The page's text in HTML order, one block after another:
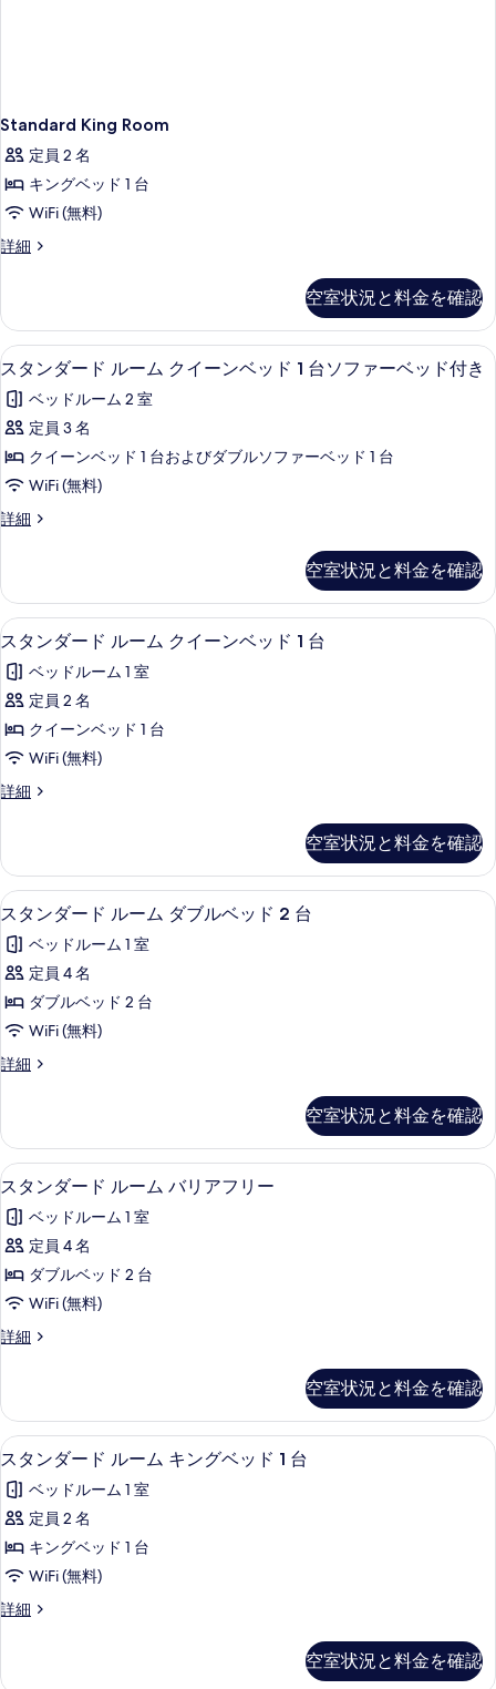
Standard King Room
定員 2 名
キングベッド 1 台
WiFi (無料)
詳細
Standard
詳
細
空室状況と料金を確認
ス
タ
ン
ダ
ー
ル
ム
ク
イ
ー
ン
ベ
ッ
ド
ソ
フ
ァ
ー
ベ
ッ
ド
付
の
す
べ
て
の
写
真
を
す
る
デスク、アイロン / アイロン台、
6
スタンダード ルーム クイーンベッド 1 台ソファーベッド付き
ベッドルーム 2 室
定員 3 名
クイーンベッド 1 台およびダブルソファーベッド 1 台
WiFi (無料)
詳細
ス
ー
ド
ル
ム
ク
ー
ン
ッ
ソ
フ
ァ
ー
ベ
ッ
ド
き
の
詳
空室状況と料金を確認
ス
タ
ン
ダ
ー
ル
ム
ク
イ
ー
ン
ベ
ッ
ド
の
す
べ
て
の
写
真
を
示
す
る
デスク、アイロン / アイロン台、
5
スタンダード ルーム クイーンベッド 1 台
ベッドルーム 1 室
定員 2 名
クイーンベッド 1 台
WiFi (無料)
詳細
ス
ー
ド
ル
ム
ク
ー
ン
ッ
の
詳
細
空室状況と料金を確認
ス
タ
ン
ダ
ー
ル
ム
ダ
ブ
ル
ベ
ッ
ド
2
す
べ
て
の
写
真
を
表
す
デスク、アイロン / アイロン台、
8
スタンダード ルーム ダブルベッド 2 台
ベッドルーム 1 室
定員 4 名
ダブルベッド 2 台
WiFi (無料)
詳細
ス
ー
ド
ル
ム
ダ
ル
ベ
ド
詳
細
空室状況と料金を確認
ス
タ
ン
ダ
ー
ル
ム
バ
リ
ア
フ
リ
ー
の
デスク、アイロン / アイロン台、
5
スタンダード ルーム バリアフリー
ベッドルーム 1 室
定員 4 名
ダブルベッド 2 台
WiFi (無料)
詳細
ス
ー
ド
ル
ム
バ
ア
フ
ー
空室状況と料金を確認
ス
タ
ン
ダ
ー
ル
ム
デスク、アイロン / アイロン台、
5
スタンダード ルーム キングベッド 1 台
ベッドルーム 1 室
定員 2 名
キングベッド 1 台
WiFi (無料)
詳細
ス
空室状況と料金を確認